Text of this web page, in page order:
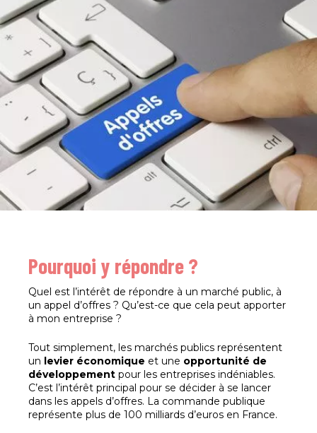
Pourquoi y répondre ?
Quel est l’intérêt de répondre à un marché public, à
un appel d’offres ? Qu’est-ce que cela peut apporter
à mon entreprise ?
Tout simplement, les marchés publics représentent
un levier économique et une opportunité de
développement pour les entreprises indéniables.
C’est l’intérêt principal pour se décider à se lancer
dans les appels d’offres. La commande publique
représente plus de 100 milliards d’euros en France.